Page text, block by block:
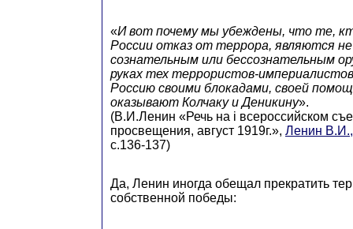
«И вот почему мы убеждены, что те,
России отказ от террора, являются
сознательным или бессознательным
руках тех террористов-
Россию своими блокадами, своей
оказывают Колчаку и Деникину».
(В.И.Ленин «Речь на i всероссийском
просвещения, август 1919г.», Ленин
с.136-137)
Да, Ленин иногда обещал прекратить
собственной победы: